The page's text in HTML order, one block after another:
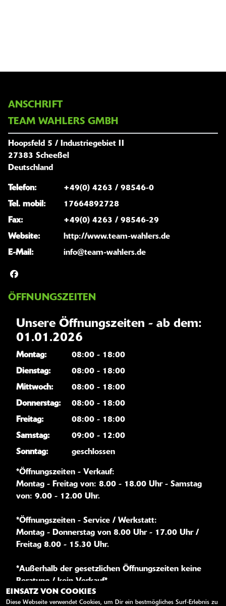
ANSCHRIFT
TEAM WAHLERS GMBH
Hoopsfeld 5 / Industriegebiet II
27383 Scheeßel
Deutschland
Telefon:
+49(0) 4263 / 98546-0
Tel. mobil:
17664892728
Fax:
+49(0) 4263 / 98546-29
Website:
http://www.team-wahlers.de
E-Mail:
info@team-wahlers.de
ÖFFNUNGSZEITEN
Unsere Öffnungszeiten - ab dem:
01.01.2026
Montag:
08:00 - 18:00
Dienstag:
08:00 - 18:00
Mittwoch:
08:00 - 18:00
Donnerstag:
08:00 - 18:00
Freitag:
08:00 - 18:00
Samstag:
09:00 - 12:00
Sonntag:
geschlossen
*Öffnungszeiten - Verkauf:
Montag - Freitag von: 8.00 - 18.00 Uhr - Samstag
von: 9.00 - 12.00 Uhr.
*Öffnungszeiten - Service / Werkstatt:
Montag - Donnerstag von 8.00 Uhr - 17.00 Uhr /
Freitag 8.00 - 15.30 Uhr.
*Außerhalb der gesetzlichen Öffnungszeiten keine
Beratung / kein Verkauf*.
*Probefahrten nach Vereinbarung*.
EINSATZ VON COOKIES
Diese Webseite verwendet Cookies, um Dir ein bestmögliches Surf-Erlebnis zu